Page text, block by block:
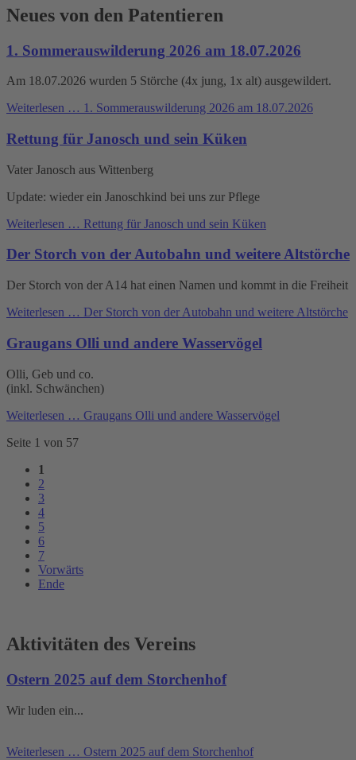
Neues von den Patentieren
1. Sommerauswilderung 2026 am 18.07.2026
Am 18.07.2026 wurden 5 Störche (4x jung, 1x alt) ausgewildert.
Weiterlesen … 1. Sommerauswilderung 2026 am 18.07.2026
Rettung für Janosch und sein Küken
Vater Janosch aus Wittenberg
Update: wieder ein Janoschkind bei uns zur Pflege
Weiterlesen … Rettung für Janosch und sein Küken
Der Storch von der Autobahn und weitere Altstörche
Der Storch von der A14 hat einen Namen und kommt in die Freiheit
Weiterlesen … Der Storch von der Autobahn und weitere Altstörche
Graugans Olli und andere Wasservögel
Olli, Geb und co.
(inkl. Schwänchen)
Weiterlesen … Graugans Olli und andere Wasservögel
Seite 1 von 57
1
2
3
4
5
6
7
Vorwärts
Ende
Aktivitäten des Vereins
Ostern 2025 auf dem Storchenhof
Wir luden ein...
Weiterlesen … Ostern 2025 auf dem Storchenhof